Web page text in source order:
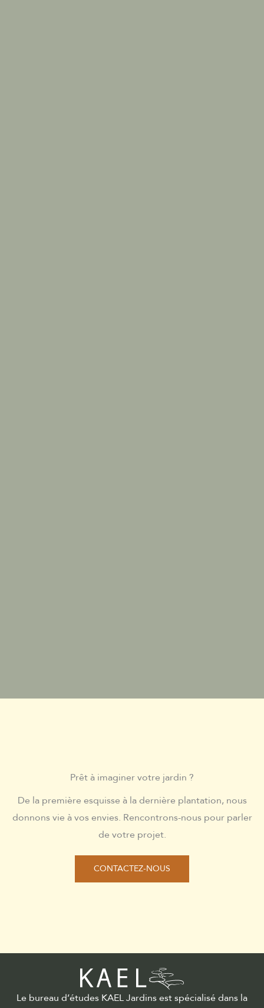
Prêt à imaginer votre jardin ?
De la première esquisse à la dernière plantation, nous
donnons vie à vos envies. Rencontrons-nous pour parler
de votre projet.
CONTACTEZ-NOUS
Le bureau d’études KAEL Jardins est spécialisé dans la